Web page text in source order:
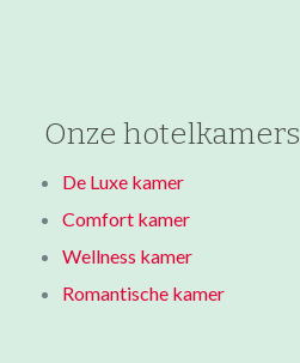
Onze hotelkamers
De Luxe kamer
Comfort kamer
Wellness kamer
Romantische kamer